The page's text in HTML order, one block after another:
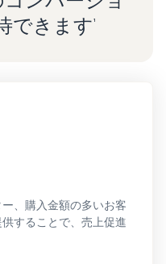
できます¹
、購入金額の多いお客
することで、売上促進